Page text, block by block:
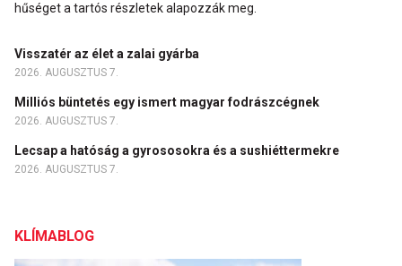
hűséget a tartós részletek alapozzák meg.
Visszatér az élet a zalai gyárba
2026. AUGUSZTUS 7.
Milliós büntetés egy ismert magyar fodrászcégnek
2026. AUGUSZTUS 7.
Lecsap a hatóság a gyrososokra és a sushiéttermekre
2026. AUGUSZTUS 7.
KLÍMABLOG